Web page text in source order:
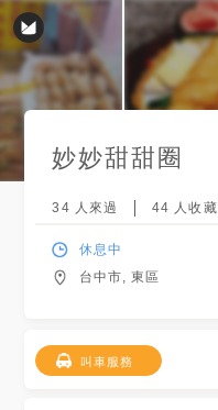
妙妙甜甜圈
34 人來過 44 人收藏
休息中
台中市, 東區
叫車服務